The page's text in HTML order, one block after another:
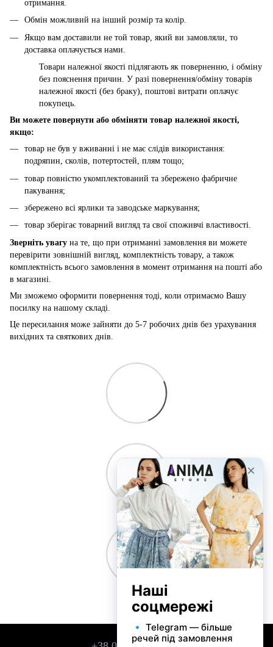
отримання.
Обмін можливий на інший розмір та колір.
Якщо вам доставили не той товар, який ви замовляли, то
доставка оплачується нами.
Товари належної якості підлягають як поверненню, і обміну
без пояснення причин. У разі повернення/обміну товарів
належної якості (без браку), поштові витрати оплачує
покупець.
Ви можете повернути або обміняти товар належної якості,
якщо:
товар не був у вживанні і не має слідів використання:
подряпин, сколів, потертостей, плям тощо;
товар повністю укомплектований та збережено фабричне
пакування;
збережено всі ярлики та заводське маркування;
товар зберігає товарний вигляд та свої споживчі властивості.
Зверніть увагу на те, що при отриманні замовлення ви можете
перевірити зовнішній вигляд, комплектність товару, а також
комплектність всього замовлення в момент отримання на пошті або
в магазині.
Ми зможемо оформити повернення тоді, коли отримаємо Вашу
посилку на нашому складі.
Це пересилання може зайняти до 5-7 робочих днів без урахування
вихідних та святкових днів.